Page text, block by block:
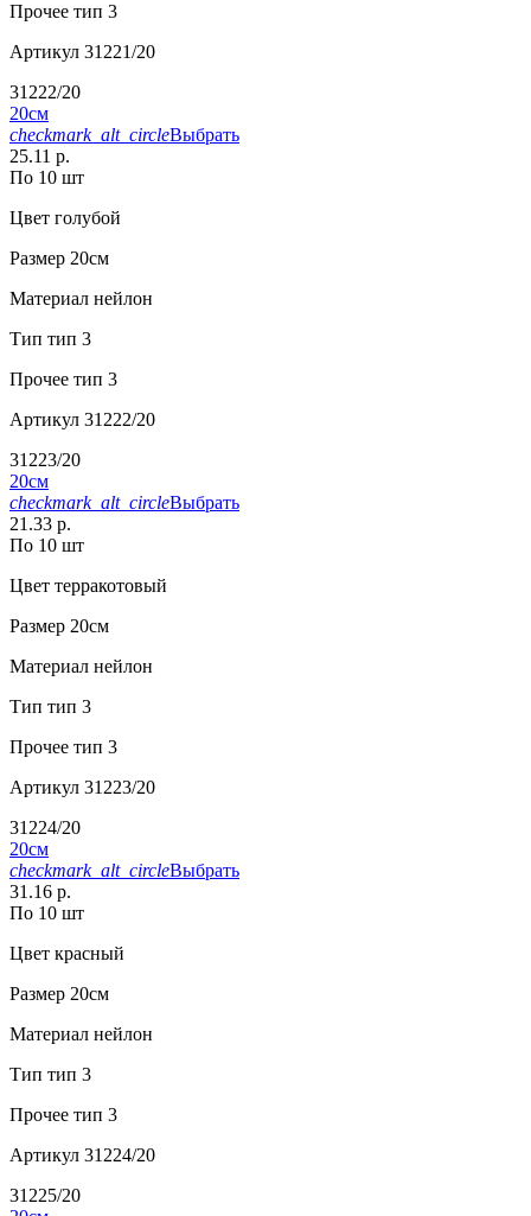
Прочее тип 3
Артикул 31221/20
31222/20
20см
checkmark_alt_circleВыбрать
25.11 р.
По 10 шт
Цвет голубой
Размер 20см
Материал нейлон
Тип тип 3
Прочее тип 3
Артикул 31222/20
31223/20
20см
checkmark_alt_circleВыбрать
21.33 р.
По 10 шт
Цвет терракотовый
Размер 20см
Материал нейлон
Тип тип 3
Прочее тип 3
Артикул 31223/20
31224/20
20см
checkmark_alt_circleВыбрать
31.16 р.
По 10 шт
Цвет красный
Размер 20см
Материал нейлон
Тип тип 3
Прочее тип 3
Артикул 31224/20
31225/20